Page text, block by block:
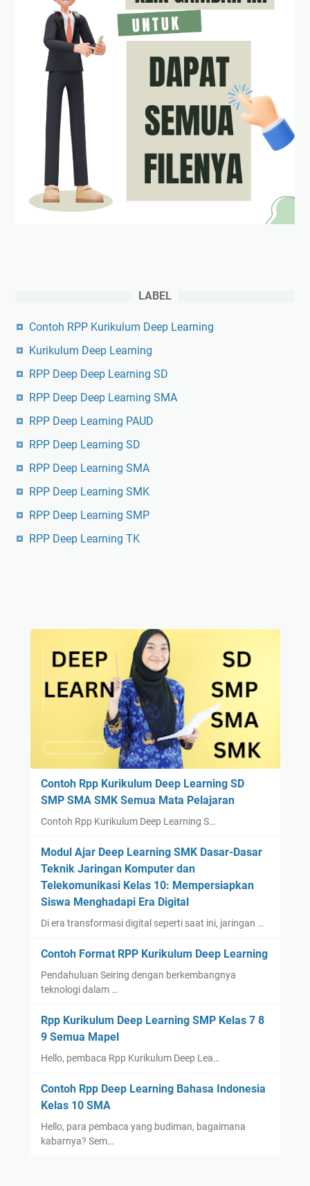
LABEL
Contoh RPP Kurikulum Deep Learning
Kurikulum Deep Learning
RPP Deep Deep Learning SD
RPP Deep Deep Learning SMA
RPP Deep Learning PAUD
RPP Deep Learning SD
RPP Deep Learning SMA
RPP Deep Learning SMK
RPP Deep Learning SMP
RPP Deep Learning TK
Contoh Rpp Kurikulum Deep Learning SD
SMP SMA SMK Semua Mata Pelajaran
Contoh Rpp Kurikulum Deep Learning S…
Modul Ajar Deep Learning SMK Dasar-Dasar
Teknik Jaringan Komputer dan
Telekomunikasi Kelas 10: Mempersiapkan
Siswa Menghadapi Era Digital
Di era transformasi digital seperti saat ini, jaringan …
Contoh Format RPP Kurikulum Deep Learning
Pendahuluan Seiring dengan berkembangnya
teknologi dalam …
Rpp Kurikulum Deep Learning SMP Kelas 7 8
9 Semua Mapel
Hello, pembaca Rpp Kurikulum Deep Lea…
Contoh Rpp Deep Learning Bahasa Indonesia
Kelas 10 SMA
Hello, para pembaca yang budiman, bagaimana
kabarnya? Sem…